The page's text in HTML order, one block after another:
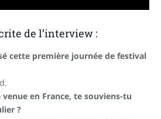
de l’interview :
cette première journée de festival
en France, te souviens-tu
?